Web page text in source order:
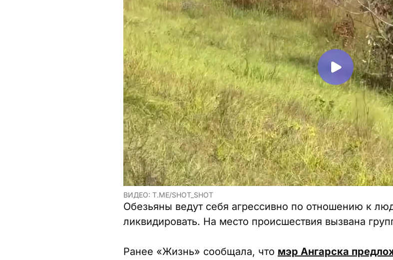
ВИДЕО: T.ME/SHOT_SHOT
Обезьяны ведут себя агрессивно по отношению к
ликвидировать. На место происшествия вызвана
Ранее «Жизнь» сообщала, что мэр Ангарска